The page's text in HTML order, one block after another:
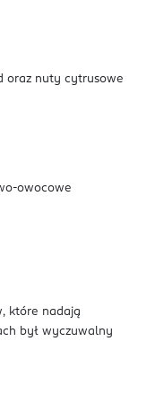
oraz nuty cytrusowe
owocowe
które nadają
był wyczuwalny